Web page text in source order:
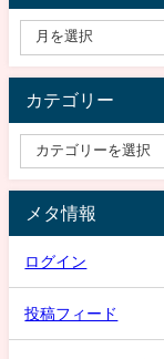
カテゴリー
メタ情報
ログイン
投稿フィード